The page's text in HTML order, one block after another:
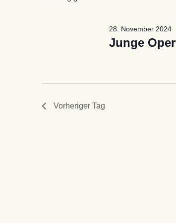
Junge Oper
28. November 2024
Vorheriger Tag